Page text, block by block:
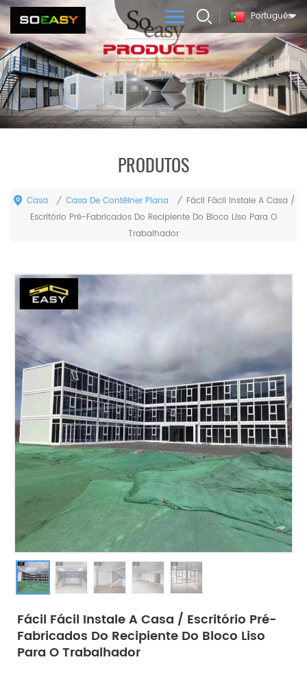
Português
PRODUTOS
Casa / Casa De Contêiner Plana / Fácil Fácil Instale A Casa /
Escritório Pré-Fabricados Do Recipiente Do Bloco Liso Para O
Trabalhador
Fácil Fácil Instale A Casa / Escritório Pré-
Fabricados Do Recipiente Do Bloco Liso
Para O Trabalhador